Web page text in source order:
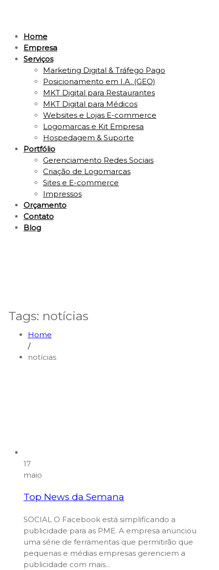
Home
Empresa
Serviços
Marketing Digital & Tráfego Pago
Posicionamento em I.A. (GEO)
MKT Digital para Restaurantes
MKT Digital para Médicos
Websites e Lojas E-commerce
Logomarcas e Kit Empresa
Hospedagem & Suporte
Portfólio
Gerenciamento Redes Sociais
Criação de Logomarcas
Sites e E-commerce
Impressos
Orçamento
Contato
Blog
Tags: notícias
Home
/
notícias
17
maio
Top News da Semana
SOCIAL O Facebook está simplificando a
publicidade para as PME. A empresa anunciou
uma série de ferramentas que permitirão que
pequenas e médias empresas gerenciem a
publicidade com mais...